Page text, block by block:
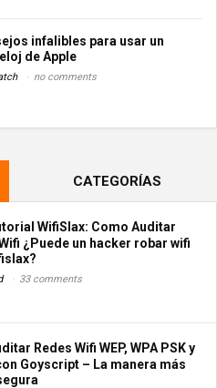
infalibles para usar un
de Apple
no comments
CATEGORÍAS
WifiSlax: Como Auditar
¿Puede un hacker robar wifi
33 comments
Redes Wifi WEP, WPA PSK y
Goyscript – La manera más